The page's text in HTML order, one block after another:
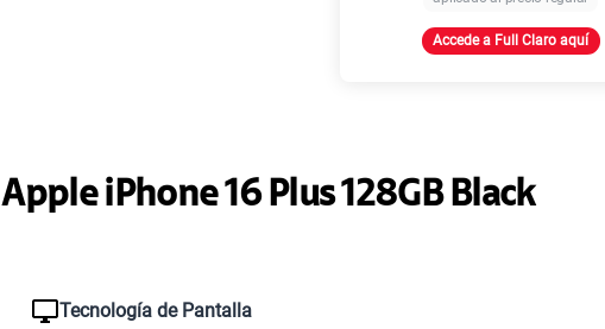
Accede a Full Claro aquí
Apple iPhone 16 Plus 128GB Black
Tecnología de Pantalla